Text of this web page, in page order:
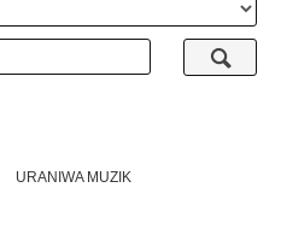
URANIWA MUZIK